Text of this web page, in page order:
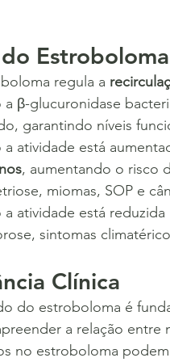
Estroboloma
regula a
a β-glucuronidase
garantindo níveis
a atividade está
, aumentando o risco
miomas, SOP e
a atividade está
sintomas
Clínica
do estroboloma é
a relação entre
no estroboloma